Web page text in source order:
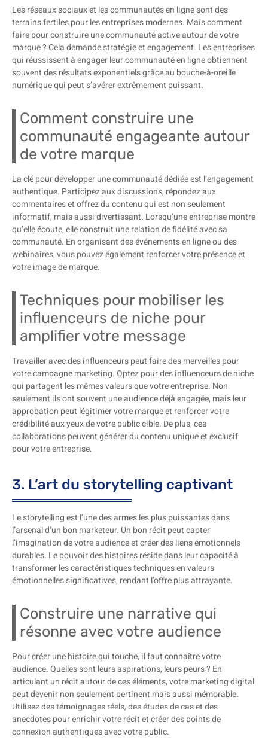
Les réseaux sociaux et les communautés en ligne sont des
terrains fertiles pour les entreprises modernes. Mais comment
faire pour construire une communauté active autour de votre
marque ? Cela demande stratégie et engagement. Les entreprises
qui réussissent à engager leur communauté en ligne obtiennent
souvent des résultats exponentiels grâce au bouche-à-oreille
numérique qui peut s’avérer extrêmement puissant.
Comment construire une
communauté engageante autour
de votre marque
La clé pour développer une communauté dédiée est l’engagement
authentique. Participez aux discussions, répondez aux
commentaires et offrez du contenu qui est non seulement
informatif, mais aussi divertissant. Lorsqu’une entreprise montre
qu’elle écoute, elle construit une relation de fidélité avec sa
communauté. En organisant des événements en ligne ou des
webinaires, vous pouvez également renforcer votre présence et
votre image de marque.
Techniques pour mobiliser les
influenceurs de niche pour
amplifier votre message
Travailler avec des influenceurs peut faire des merveilles pour
votre campagne marketing. Optez pour des influenceurs de niche
qui partagent les mêmes valeurs que votre entreprise. Non
seulement ils ont souvent une audience déjà engagée, mais leur
approbation peut légitimer votre marque et renforcer votre
crédibilité aux yeux de votre public cible. De plus, ces
collaborations peuvent générer du contenu unique et exclusif
pour votre entreprise.
3. L’art du storytelling captivant
Le storytelling est l’une des armes les plus puissantes dans
l’arsenal d’un bon marketeur. Un bon récit peut capter
l’imagination de votre audience et créer des liens émotionnels
durables. Le pouvoir des histoires réside dans leur capacité à
transformer les caractéristiques techniques en valeurs
émotionnelles significatives, rendant l’offre plus attrayante.
Construire une narrative qui
résonne avec votre audience
Pour créer une histoire qui touche, il faut connaître votre
audience. Quelles sont leurs aspirations, leurs peurs ? En
articulant un récit autour de ces éléments, votre marketing digital
peut devenir non seulement pertinent mais aussi mémorable.
Utilisez des témoignages réels, des études de cas et des
anecdotes pour enrichir votre récit et créer des points de
connexion authentiques avec votre public.